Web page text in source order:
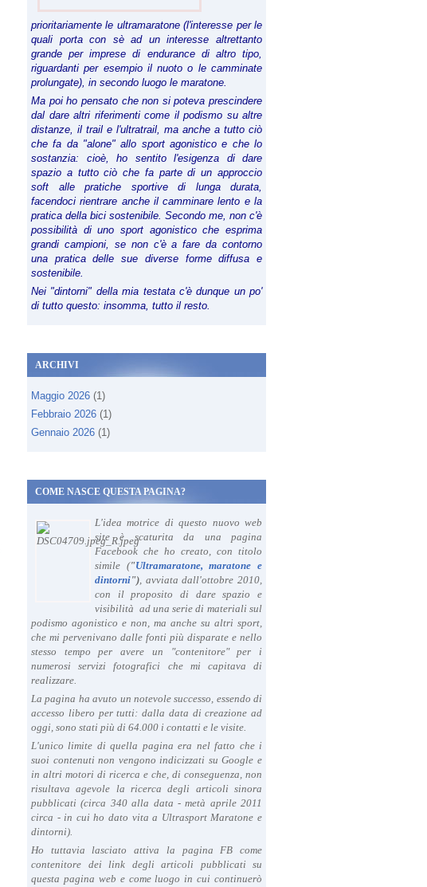
prioritariamente le ultramaratone (l'interesse per le
quali porta con sè ad un interesse altrettanto
grande per imprese di endurance di altro tipo,
riguardanti per esempio il nuoto o le camminate
prolungate), in secondo luogo le maratone.
Ma poi ho pensato che non si poteva prescindere
dal dare altri riferimenti come il podismo su altre
distanze, il trail e l'ultratrail, ma anche a tutto ciò
che fa da "alone" allo sport agonistico e che lo
sostanzia: cioè, ho sentito l'esigenza di dare
spazio a tutto ciò che fa parte di un approccio
soft alle pratiche sportive di lunga durata,
facendoci rientrare anche il camminare lento e la
pratica della bici sostenibile. Secondo me, non c'è
possibilità di uno sport agonistico che esprima
grandi campioni, se non c'è a fare da contorno
una pratica delle sue diverse forme diffusa e
sostenibile.
Nei "dintorni" della mia testata c'è dunque un po'
di tutto questo: insomma, tutto il resto.
ARCHIVI
Maggio 2026 (1)
Febbraio 2026 (1)
Gennaio 2026 (1)
COME NASCE QUESTA PAGINA?
L'idea motrice di questo nuovo web
site è scaturita da una pagina
Facebook che ho creato, con titolo
simile ("Ultramaratone, maratone e
dintorni"), avviata dall'ottobre 2010,
con il proposito di dare spazio e
visibilità ad una serie di materiali sul
podismo agonistico e non, ma anche su altri sport,
che mi pervenivano dalle fonti più disparate e nello
stesso tempo per avere un "contenitore" per i
numerosi servizi fotografici che mi capitava di
realizzare.
La pagina ha avuto un notevole successo, essendo di
accesso libero per tutti: dalla data di creazione ad
oggi, sono stati più di 64.000 i contatti e le visite.
L'unico limite di quella pagina era nel fatto che i
suoi contenuti non vengono indicizzati su Google e
in altri motori di ricerca e che, di conseguenza, non
risultava agevole la ricerca degli articoli sinora
pubblicati (circa 340 alla data - metà aprile 2011
circa - in cui ho dato vita a Ultrasport Maratone e
dintorni).
Ho tuttavia lasciato attiva la pagina FB come
contenitore dei link degli articoli pubblicati su
questa pagina web e come luogo in cui continuerò